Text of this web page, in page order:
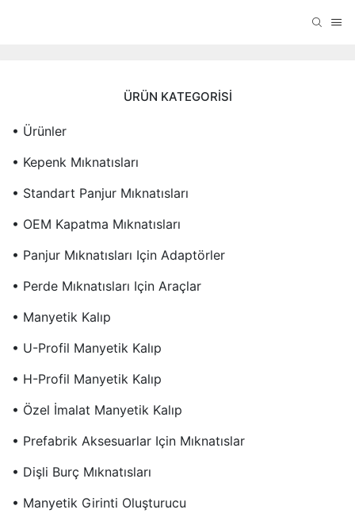
ÜRÜN KATEGORISI
• Ürünler
• Kepenk Mıknatısları
• Standart Panjur Mıknatısları
• OEM Kapatma Mıknatısları
• Panjur Mıknatısları Için Adaptörler
• Perde Mıknatısları Için Araçlar
• Manyetik Kalıp
• U-Profil Manyetik Kalıp
• H-Profil Manyetik Kalıp
• Özel İmalat Manyetik Kalıp
• Prefabrik Aksesuarlar Için Mıknatıslar
• Dişli Burç Mıknatısları
• Manyetik Girinti Oluşturucu